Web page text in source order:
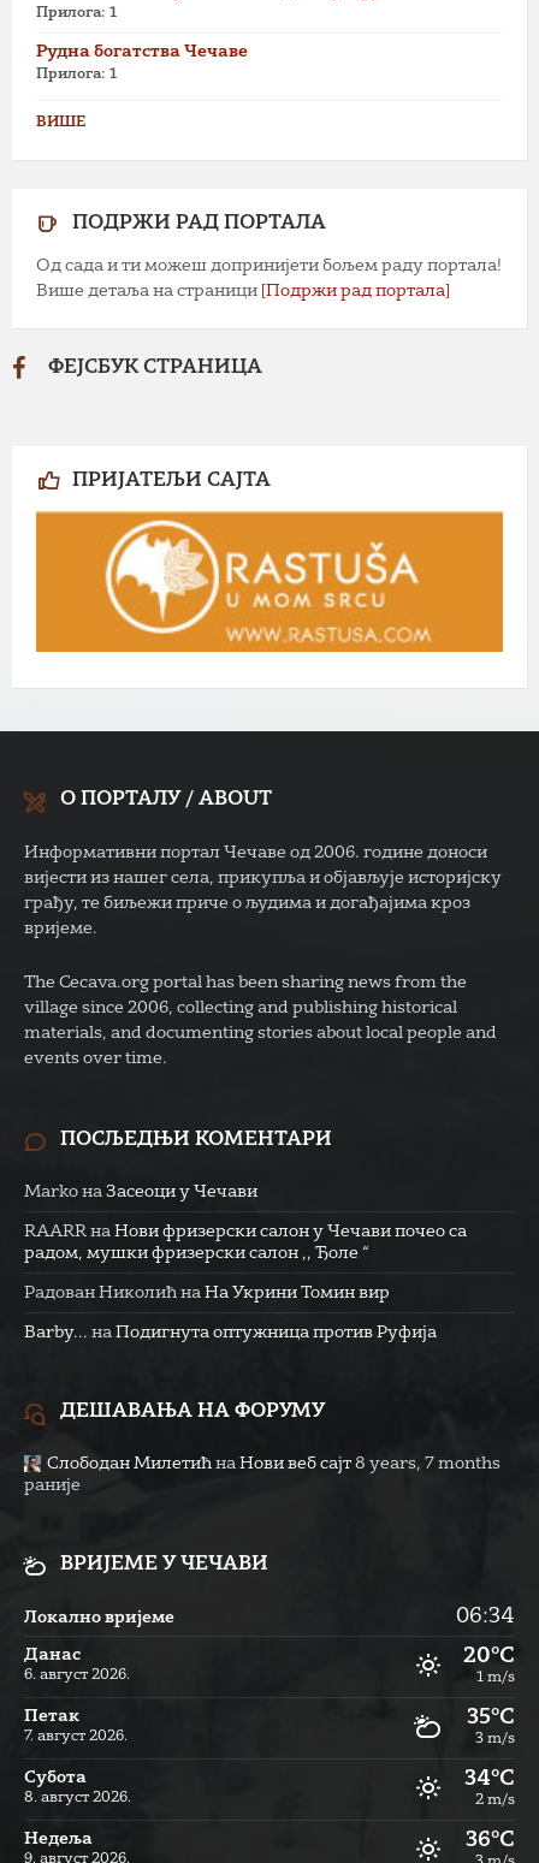
Прилога: 1
Рудна богатства Чечаве
Прилога: 1
ВИШЕ
ПОДРЖИ РАД ПОРТАЛА
Од сада и ти можеш допринијети бољем раду портала!
Више детаља на страници [Подржи рад портала]
ФЕЈСБУК СТРАНИЦА
ПРИЈАТЕЉИ САЈТА
О ПОРТАЛУ / ABOUT
Информативни портал Чечаве од 2006. године доноси
вијести из нашег села, прикупља и објављује историјску
грађу, те биљежи приче о људима и догађајима кроз
вријеме.
The Cecava.org portal has been sharing news from the
village since 2006, collecting and publishing historical
materials, and documenting stories about local people and
events over time.
ПОСЉЕДЊИ КОМЕНТАРИ
Marko на Засеоци у Чечави
RAARR на Нови фризерски салон у Чечави почео са
радом, мушки фризерски салон ,, Ђоле “
Радован Николић на На Укрини Томин вир
Barby... на Подигнута оптужница против Руфија
ДЕШАВАЊА НА ФОРУМУ
Слободан Милетић на Нови веб сајт 8 years, 7 months
раније
ВРИЈЕМЕ У ЧЕЧАВИ
Локално вријеме 06:34
Данас
6. август 2026.
20°C
1 m/s
Петак
7. август 2026.
35°C
3 m/s
Субота
8. август 2026.
34°C
2 m/s
Недеља
9. август 2026.
36°C